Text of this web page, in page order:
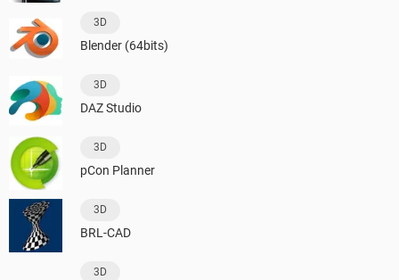
3D
Blender (64bits)
3D
DAZ Studio
3D
pCon Planner
3D
BRL-CAD
3D